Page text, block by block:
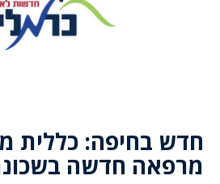
חדש בחיפה: כללית
מרפאה חדשה